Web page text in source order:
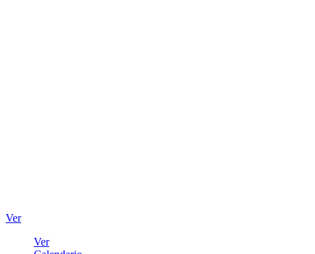
Ver
Ver